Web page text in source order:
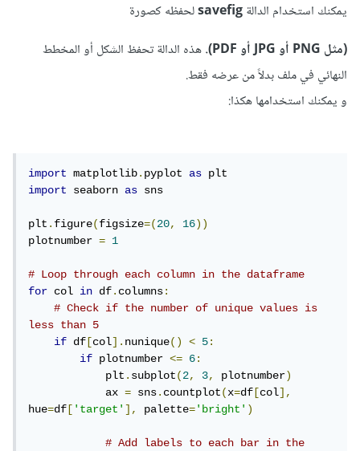
يمكنك استخدام الدالةsavefigلحفظه كصورة
(مثل PNG أو JPG أو PDF).
هذه الدالة تحفظ الشكل أو المخطط
النهائي في ملف بدلاً من عرضه فقط.
و يمكنك استخدامها هكذا:
import matplotlib.pyplot as
import
seaborn as sns
plt.figure(figsize=(20, 16))
plotnumber = 1
# Loop through each column in the dataframe
for col in df.columns:
# Check if the number of unique values is
less than 5
if df [col].nunique() < 5:
if plotnumber <= 6:
            plt
.subplot(2, 3, plotnumber)
            ax
= sns.countplot(x=df [col],
hue=df ['target'], palette='bright')
# Add labels to each bar in the